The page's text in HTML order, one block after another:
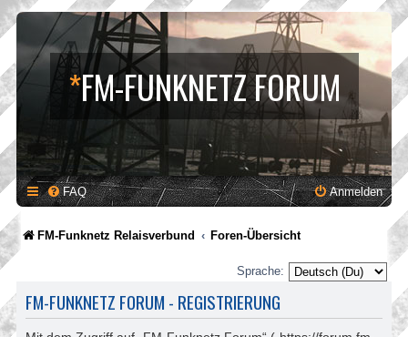
*FM-FUNKNETZ FORUM
FAQ Anmelden
FM-Funknetz Relaisverbund Foren-Übersicht
Sprache:
FM-FUNKNETZ FORUM - REGISTRIERUNG